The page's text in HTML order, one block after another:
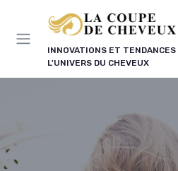
INNOVATIONS ET TENDANCES
L'UNIVERS DU CHEVEUX